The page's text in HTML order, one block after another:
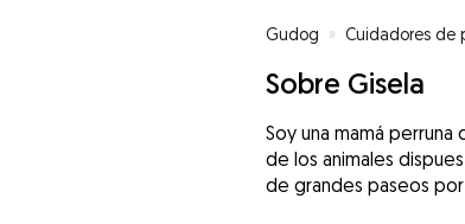
Gudog » Cuidadores de
Sobre Gisela
Soy una mamá perruna
de los animales
de grandes paseos